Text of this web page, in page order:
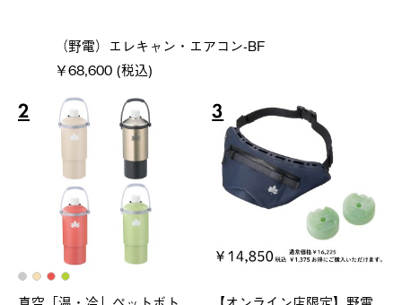
（野電）エレキャン・エアコン-BF
￥68,600 (税込)
2 3